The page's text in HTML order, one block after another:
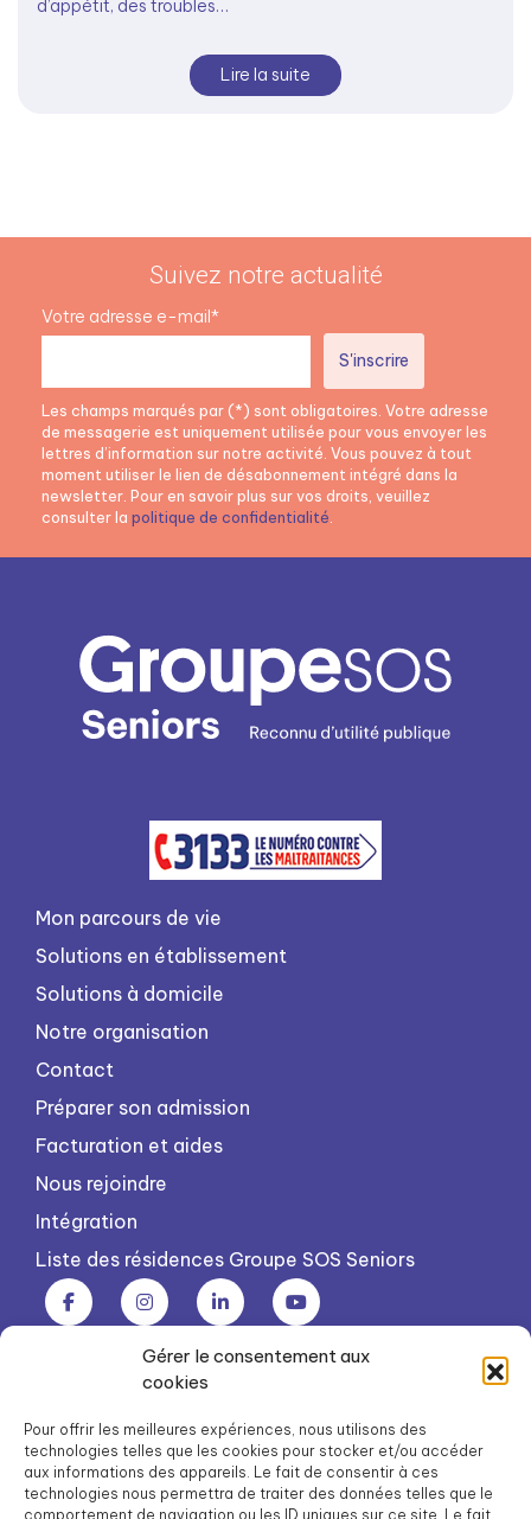
Gérer le consentement aux
cookies
Pour offrir les meilleures expériences, nous utilisons des
technologies telles que les cookies pour stocker et/ou accéder
aux informations des appareils. Le fait de consentir à ces
technologies nous permettra de traiter des données telles que le
comportement de navigation ou les ID uniques sur ce site. Le fait
d’appétit, des troubles…
Lire la suite
Suivez notre actualité
Votre adresse e-mail*
Les champs marqués par (*) sont obligatoires. Votre adresse
de messagerie est uniquement utilisée pour vous envoyer les
lettres d’information sur notre activité. Vous pouvez à tout
moment utiliser le lien de désabonnement intégré dans la
newsletter. Pour en savoir plus sur vos droits, veuillez
consulter la politique de confidentialité
Mon parcours de vie
Solutions en établissement
Solutions à domicile
Notre organisation
Contact
Préparer son admission
Facturation et aides
Nous rejoindre
Intégration
Liste des résidences Groupe SOS Seniors
Groupe SOS Seniors est une association du Groupe SOS
dg.seniors@groupe-sos.org